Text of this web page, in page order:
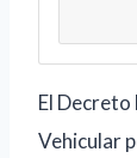
El
Vehicular